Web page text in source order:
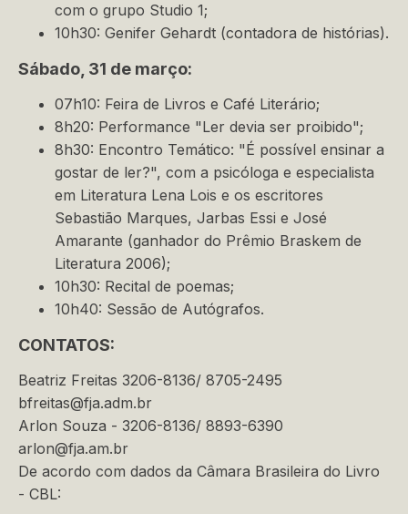
com o grupo Studio 1;
10h30: Genifer Gehardt (contadora de histórias).
Sábado, 31 de março:
07h10: Feira de Livros e Café Literário;
8h20: Performance "Ler devia ser proibido";
8h30: Encontro Temático: "É possível ensinar a
gostar de ler?", com a psicóloga e especialista
em Literatura Lena Lois e os escritores
Sebastião Marques, Jarbas Essi e José
Amarante (ganhador do Prêmio Braskem de
Literatura 2006);
10h30: Recital de poemas;
10h40: Sessão de Autógrafos.
CONTATOS:
Beatriz Freitas 3206-8136/ 8705-2495
bfreitas@fja.adm.br
Arlon Souza - 3206-8136/ 8893-6390
arlon@fja.am.br
De acordo com dados da Câmara Brasileira do Livro
- CBL: